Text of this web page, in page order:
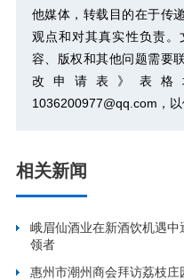
他媒体，转载目的在于传
观点和对其真实性负责
容、版权和其他问题需要
改申请表》 表格
1036200977@qq.com，以
相关新闻
峨眉仙酒业在新酒饮机遇中
领者
惠州市潮州商会拜访荔枝